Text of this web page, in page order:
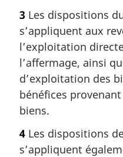
3 Les dispositions
s’appliquent aux
l’exploitation
l’affermage, ainsi
d’exploitation des
bénéfices
biens.
4 Les dispositions
s’appliquent